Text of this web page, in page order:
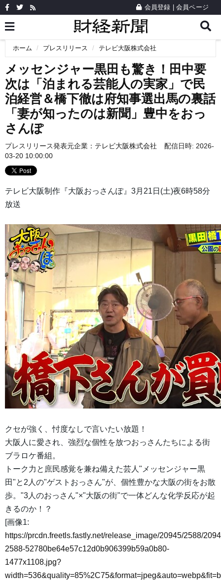
会員登録 会員ページ
ホーム プレスリリース テレビ大阪株式会社
メッセンジャー黒田も驚き！田中要
次は「泊まれる芸能人の実家」で民
泊経営＆橋下徹は府知事選出馬の裏話
「妻が知ったのは新聞」豊中をおっ
さんぽ
プレスリリース発表元企業： テレビ大阪株式会社
配信日時: 2026-
03-20 10:00:00
テレビ大阪制作『大阪おっさんぽ』3月21日(土)夜6時58分
放送
クセが強く、忖度なしで言いたい放題！
大阪人に愛され、強烈な個性を放つおっさんたちによる街
ブラロケ番組。
トーク力と庶民感覚を兼ね備えた芸人"メッセンジャー黒
田"と2人の"ゲストおっさん"が、個性豊かな大阪の街をお散
歩。"3人のおっさん"×"大阪の街"で一体どんな化学反応が起
きるのか！？
[画像1:
https://prcdn.freetls.fastly.net/release_image/20945/2588/
2588-52780be64e57c12d0b906399b59a0b80-
1477x1108.jpg?